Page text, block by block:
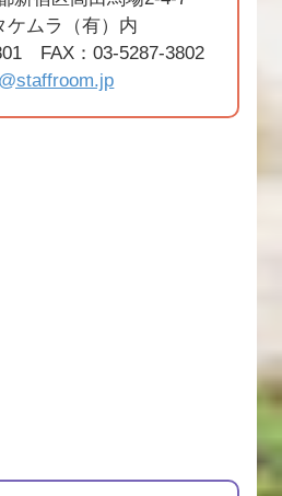
ケムラ（有）内
FAX：03-5287-3802